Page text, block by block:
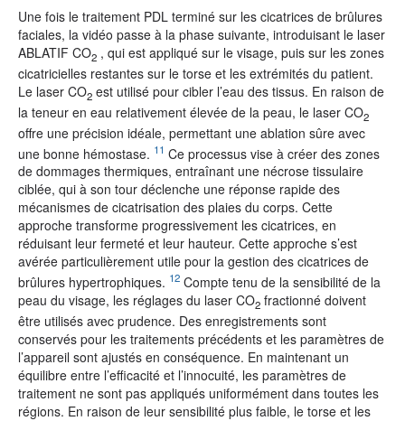
Une fois le traitement PDL terminé sur les cicatrices de brûlures
faciales, la vidéo passe à la phase suivante, introduisant le laser
ABLATIF CO2 , qui est appliqué sur le visage, puis sur les zones
cicatricielles restantes sur le torse et les extrémités du patient.
Le laser CO2 est utilisé pour cibler l’eau des tissus. En raison de
la teneur en eau relativement élevée de la peau, le laser CO2
offre une précision idéale, permettant une ablation sûre avec
une bonne hémostase. 11 Ce processus vise à créer des zones
de dommages thermiques, entraînant une nécrose tissulaire
ciblée, qui à son tour déclenche une réponse rapide des
mécanismes de cicatrisation des plaies du corps. Cette
approche transforme progressivement les cicatrices, en
réduisant leur fermeté et leur hauteur. Cette approche s’est
avérée particulièrement utile pour la gestion des cicatrices de
brûlures hypertrophiques. 12 Compte tenu de la sensibilité de la
peau du visage, les réglages du laser CO2 fractionné doivent
être utilisés avec prudence. Des enregistrements sont
conservés pour les traitements précédents et les paramètres de
l’appareil sont ajustés en conséquence. En maintenant un
équilibre entre l’efficacité et l’innocuité, les paramètres de
traitement ne sont pas appliqués uniformément dans toutes les
régions. En raison de leur sensibilité plus faible, le torse et les